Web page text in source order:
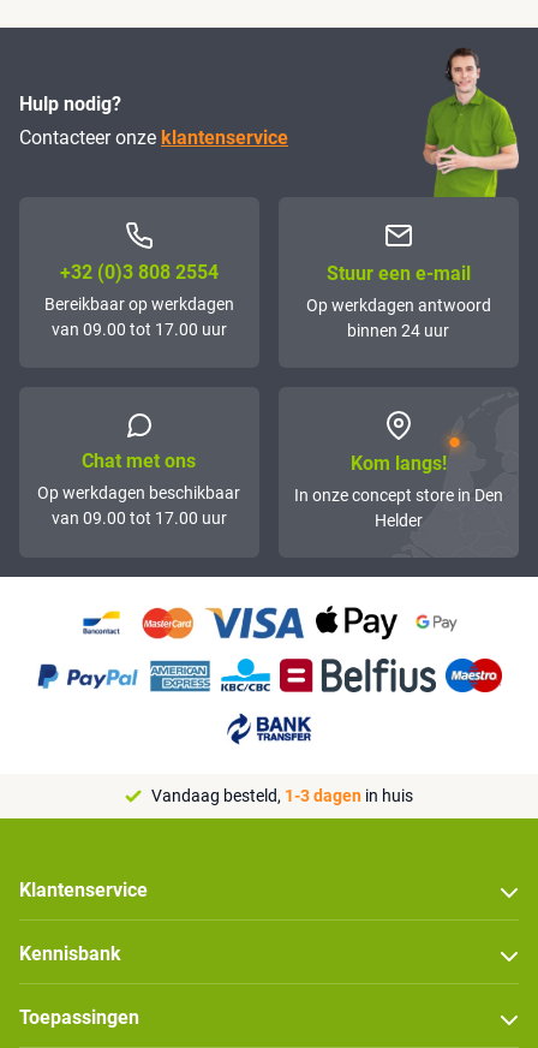
Hulp nodig?
Contacteer onze klantenservice
+32 (0)3 808 2554
Bereikbaar op werkdagen
van 09.00 tot 17.00 uur
Stuur een e-mail
Op werkdagen antwoord
binnen 24 uur
Chat met ons
Op werkdagen beschikbaar
van 09.00 tot 17.00 uur
Kom langs!
In onze concept store in Den
Helder
Vandaag besteld, 1-3 dagen in huis
Klantenservice
Kennisbank
Toepassingen